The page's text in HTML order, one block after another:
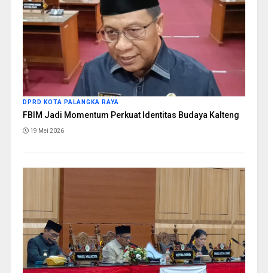
DPRD KOTA PALANGKA RAYA
FBIM Jadi Momentum Perkuat Identitas Budaya Kalteng
19 Mei 2026